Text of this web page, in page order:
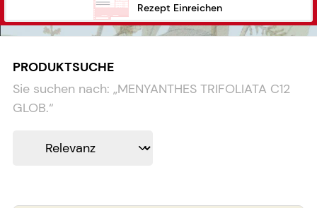
Rezept Einreichen
PRODUKTSUCHE
Sie suchen nach: „MENYANTHES TRIFOLIATA C12
GLOB.“